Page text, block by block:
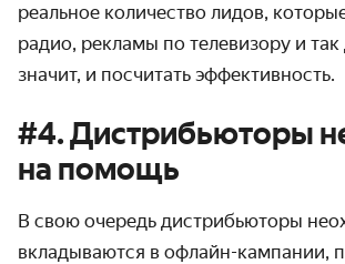
реальное количество лидов,
радио, рекламы по телевизору и так
значит, и посчитать эффективность.
#4. Дистрибьюторы
на помощь
В свою очередь дистрибьюторы
вкладываются в офлайн-кампании,